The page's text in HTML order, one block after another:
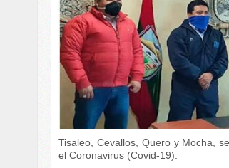
Tisaleo, Cevallos, Quero y Mocha,
el Coronavirus (Covid-19).